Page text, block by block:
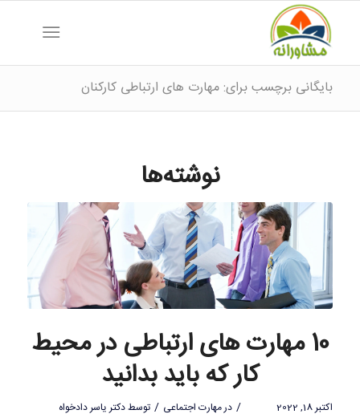
بایگانی برچسب برای: مهارت های ارتباطی کارکنان
نوشته‌ها
10 مهارت های ارتباطی در محیط
کار که باید بدانید
اکتبر 18, 2022 / درمهارت اجتماعی / توسطدکتر یاسر دادخواه